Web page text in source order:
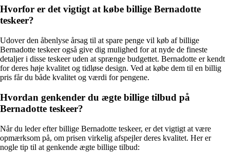
Hvorfor er det vigtigt at købe billige Bernadotte
teskeer?
Udover den åbenlyse årsag til at spare penge vil køb af billige
Bernadotte teskeer også give dig mulighed for at nyde de fineste
detaljer i disse teskeer uden at sprænge budgettet. Bernadotte er kendt
for deres høje kvalitet og tidløse design. Ved at købe dem til en billig
pris får du både kvalitet og værdi for pengene.
Hvordan genkender du ægte billige tilbud på
Bernadotte teskeer?
Når du leder efter billige Bernadotte teskeer, er det vigtigt at være
opmærksom på, om prisen virkelig afspejler deres kvalitet. Her er
nogle tip til at genkende ægte billige tilbud: